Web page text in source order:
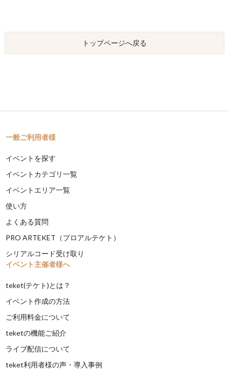
トップページへ戻る
一般ご利用者様
イベントを探す
イベントカテゴリ一覧
イベントエリア一覧
使い方
よくある質問
PRO ARTEKET（プロアルテケト）
シリアルコード受け取り
イベント主催者様へ
teket(テケト)とは？
イベント作成の方法
ご利用料金について
teketの機能ご紹介
ライブ配信について
teket利用者様の声・導入事例